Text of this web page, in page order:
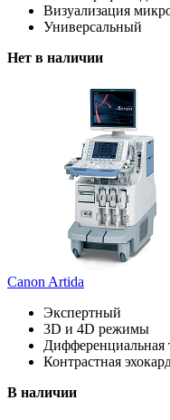
Визуализация
Универсальный
Нет в наличии
Canon Artida
Экспертный
3D и 4D режимы
Дифференциальная
Контрастная
В наличии